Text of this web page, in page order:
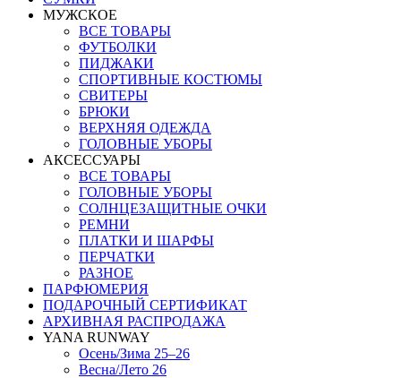
МУЖСКОЕ
ВСЕ ТОВАРЫ
ФУТБОЛКИ
ПИДЖАКИ
СПОРТИВНЫЕ КОСТЮМЫ
СВИТЕРЫ
БРЮКИ
ВЕРХНЯЯ ОДЕЖДА
ГОЛОВНЫЕ УБОРЫ
АКСЕССУАРЫ
ВСЕ ТОВАРЫ
ГОЛОВНЫЕ УБОРЫ
СОЛНЦЕЗАЩИТНЫЕ ОЧКИ
РЕМНИ
ПЛАТКИ И ШАРФЫ
ПЕРЧАТКИ
РАЗНОЕ
ПАРФЮМЕРИЯ
ПОДАРОЧНЫЙ СЕРТИФИКАТ
АРХИВНАЯ РАСПРОДАЖА
YANA RUNWAY
Осень/Зима 25–26
Весна/Лето 26